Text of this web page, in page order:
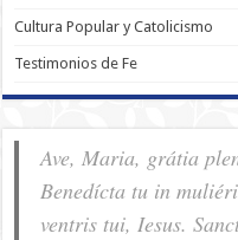
Cultura Popular y Catolicismo
Testimonios de Fe
Ave, Maria, grátia
Benedícta tu in
ventris tui, Iesus.